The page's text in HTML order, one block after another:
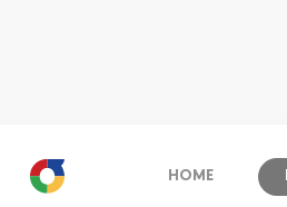
HOME